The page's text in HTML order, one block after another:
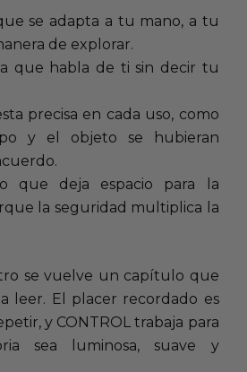
se adapta a tu mano, a tu
de explorar.
que habla de ti sin decir tu
precisa en cada uso, como
y el objeto se hubieran
que deja espacio para la
la seguridad multiplica la
se vuelve un capítulo que
leer. El placer recordado es
y CONTROL trabaja para
sea luminosa, suave y